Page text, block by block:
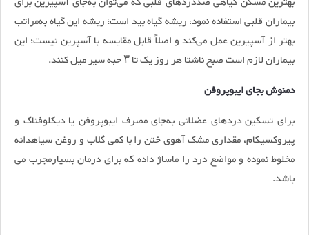
بیماران قلبی استفاده نمود، ریشه گیاه بید است؛ ریشه این گیاه به‌مراتب
بهتر از آسپیرین عمل می‌کند و اصلاً قابل مقایسه با آسپرین نیست؛ این
بیماران لازم است صبح ناشتا هر روز یک تا ۳ حبه سیر میل کنند.
دمنوش بجای ایبوپروفن
برای تسکین دردهای عضلانی به‌جای مصرف ایبوپروفن یا دیکلوفناک و
پیروکسیکام‌، مقداری مشک آهوی ختن را با کمی گلاب و روغن سیاهدانه
مخلوط نموده و مواضع درد را ماساژ داده که برای درمان بسیارمجرب می
باشد.